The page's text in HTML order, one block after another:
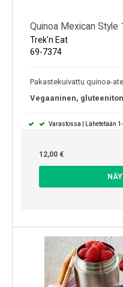
Quinoa Mexican Style
Trek'n Eat
69-7374
Pakastekuivattu quinoa-
Vegaaninen,
Varastossa | Lähetetään
12,00 €